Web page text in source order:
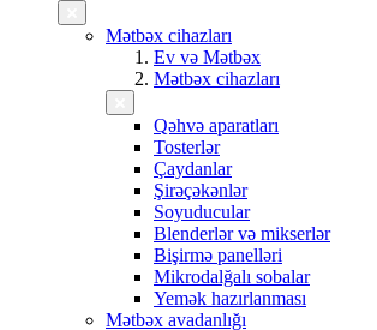
Mətbəx cihazları
Ev və Mətbəx
Mətbəx cihazları
Qəhvə aparatları
Tosterlər
Çaydanlar
Şirəçəkənlər
Soyuducular
Blenderlər və mikserlər
Bişirmə panelləri
Mikrodalğalı sobalar
Yemək hazırlanması
Mətbəx avadanlığı